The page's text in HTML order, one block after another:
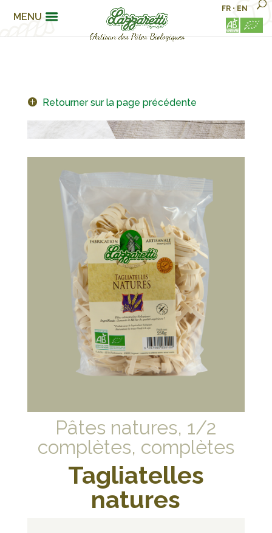
MENU
FR • EN
Retourner sur la page précédente
Pâtes natures, 1/2
complètes, complètes
Tagliatelles
natures